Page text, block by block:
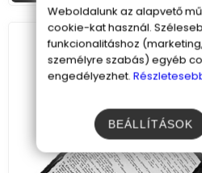
Weboldalunk az alapvető
cookie-kat használ.
funkcionalitáshoz
személyre szabás) egyéb
engedélyezhet.
BEÁLLÍTÁSOK